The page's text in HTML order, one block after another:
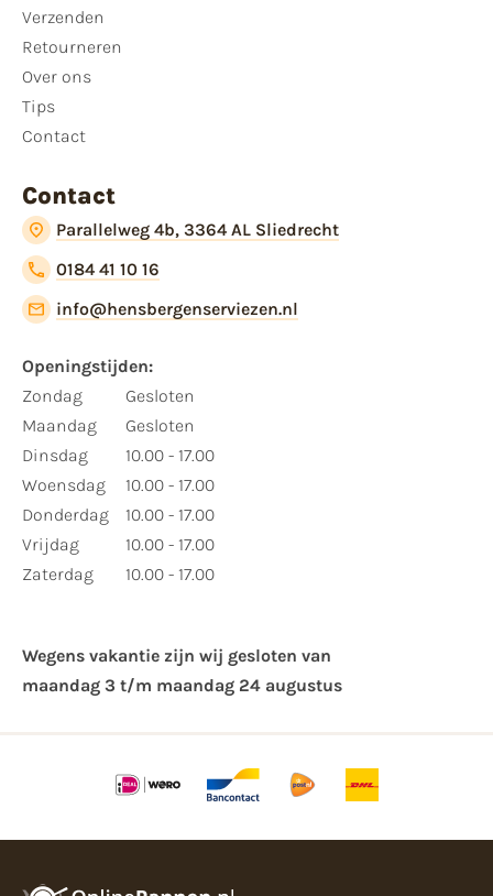
Verzenden
Retourneren
Over ons
Tips
Contact
Contact
Parallelweg 4b, 3364 AL Sliedrecht
0184 41 10 16
info@hensbergenserviezen.nl
Openingstijden:
Zondag
Maandag
Dinsdag
Woensdag
Donderdag
Vrijdag
Zaterdag
Gesloten
Gesloten
10.00 - 17.00
10.00 - 17.00
10.00 - 17.00
10.00 - 17.00
10.00 - 17.00
Wegens vakantie zijn wij gesloten van ​
maandag 3 t/m maandag 24 augustus